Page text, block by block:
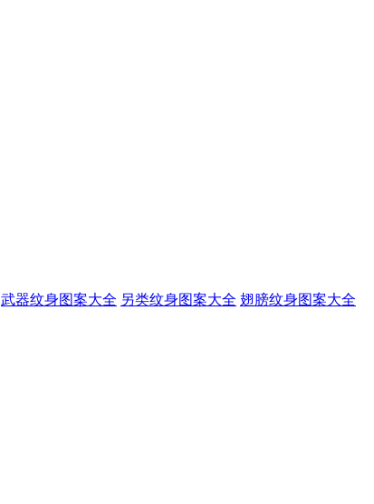
武器纹身图案大全 另类纹身图案大全 翅膀纹身图案大全